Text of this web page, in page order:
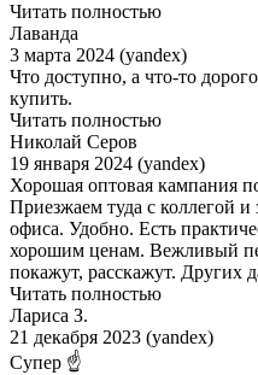
Читать полностью
Лаванда
3 марта 2024 (yandex)
Что доступно, а что-то
купить.
Читать полностью
Николай Серов
19 января 2024 (yandex)
Хорошая оптовая кампания
Приезжаем туда с коллегой и
офиса. Удобно. Есть
хорошим ценам. Вежливый
покажут, расскажут. Других
Читать полностью
Лариса З.
21 декабря 2023 (yandex)
Супер ☝️